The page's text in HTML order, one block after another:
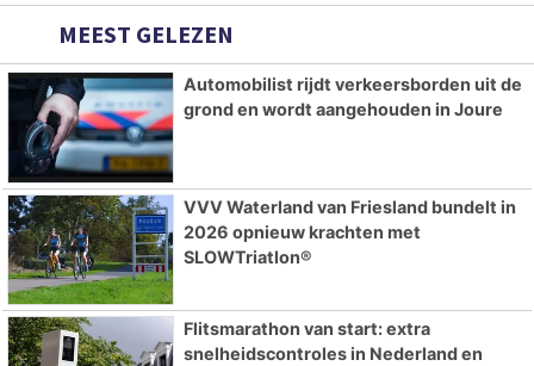
MEEST GELEZEN
Automobilist rijdt verkeersborden uit de
grond en wordt aangehouden in Joure
VVV Waterland van Friesland bundelt in
2026 opnieuw krachten met
SLOWTriatlon®
Flitsmarathon van start: extra
snelheidscontroles in Nederland en